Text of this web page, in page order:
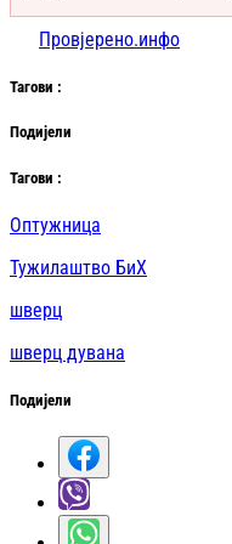
Провјерено.инфо
Тагови :
Подијели
Тагови :
Оптужница
Тужилаштво БиХ
шверц
шверц дувана
Подијели